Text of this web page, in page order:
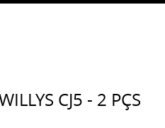
CJ5 - 2 PÇS